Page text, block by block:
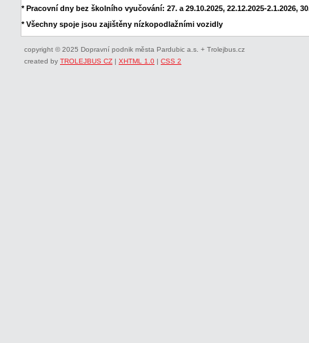
* Pracovní dny bez školního vyučování: 27. a 29.10.2025, 22.12.2025-2.1.2026,
* Všechny spoje jsou zajištěny nízkopodlažními vozidly
copyright © 2025 Dopravní podnik města Pardubic a.s. + Trolejbus.cz
created by TROLEJBUS CZ | XHTML 1.0 | CSS 2